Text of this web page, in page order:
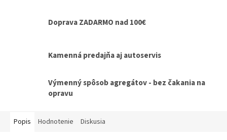
Doprava ZADARMO nad 100€
Kamenná predajňa aj autoservis
Výmenný spôsob agregátov - bez čakania na
opravu
Popis Hodnotenie Diskusia